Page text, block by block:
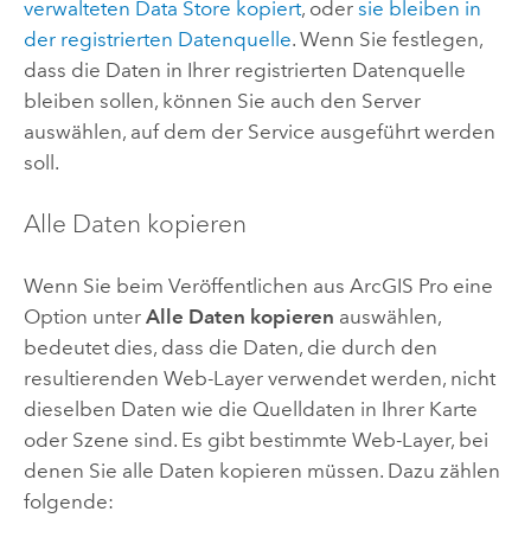
verwalteten Data Store kopiert, oder sie bleiben in
der registrierten Datenquelle. Wenn Sie festlegen,
dass die Daten in Ihrer registrierten Datenquelle
bleiben sollen, können Sie auch den Server
auswählen, auf dem der Service ausgeführt werden
soll.
Alle Daten kopieren
Wenn Sie beim Veröffentlichen aus ArcGIS Proeine
Option unter Alle Daten kopieren auswählen,
bedeutet dies, dass die Daten, die durch den
resultierenden Web-Layer verwendet werden, nicht
dieselben Daten wie die Quelldaten in Ihrer Karte
oder Szene sind. Es gibt bestimmte Web-Layer, bei
denen Sie alle Daten kopieren müssen. Dazu zählen
folgende: